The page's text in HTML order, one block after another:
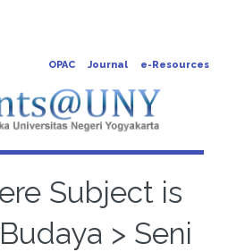
OPAC Journal e-Resources
Subject is
> Seni